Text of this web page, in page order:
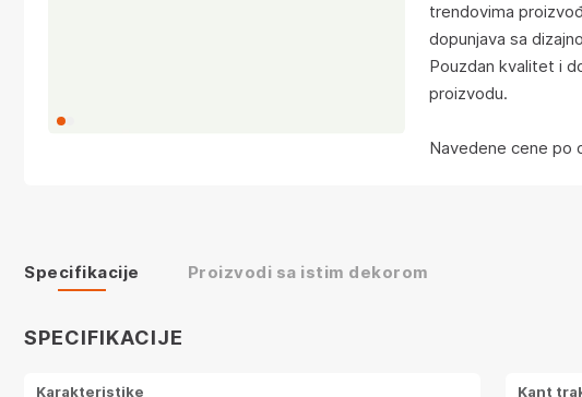
trendovima
dopunjava sa
Pouzdan kvalitet i
proizvodu.
Navedene cene po
Specifikacije Proizvodi sa istim dekorom
SPECIFIKACIJE
Karakteristike Kant